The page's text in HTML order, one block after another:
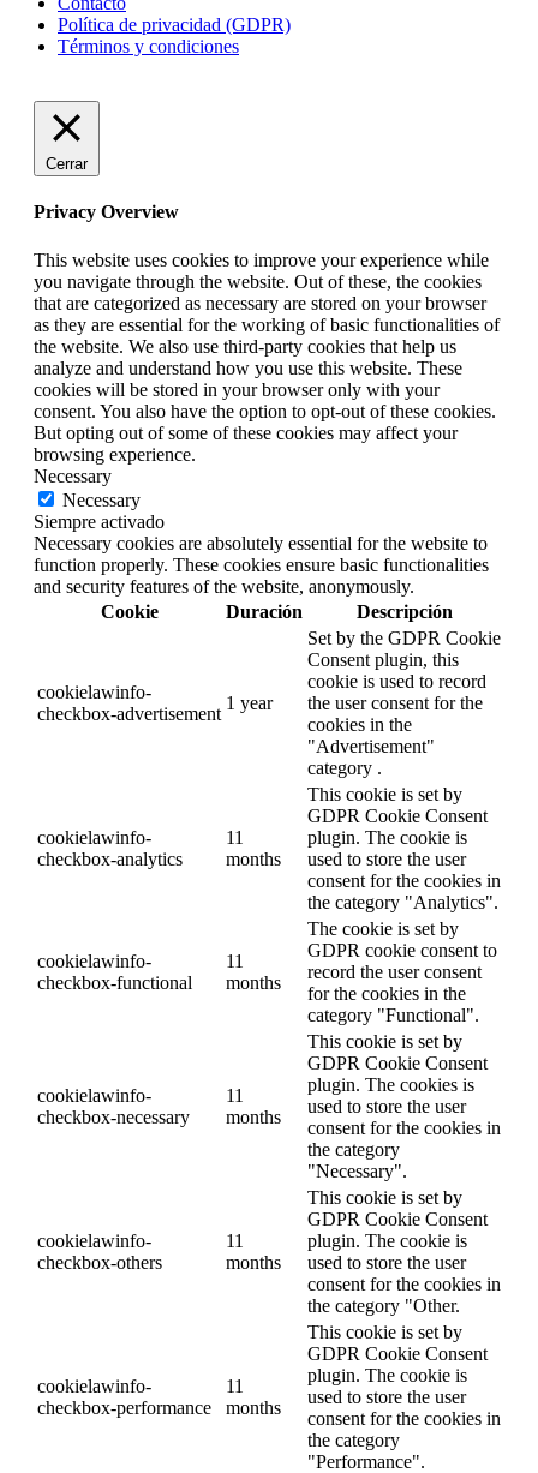
Política de privacidad (GDPR)
Términos y condiciones
Cerrar
Privacy Overview
This website uses cookies to improve your experience while
you navigate through the website. Out of these, the cookies
that are categorized as necessary are stored on your browser
as they are essential for the working of basic functionalities of
the website. We also use third-party cookies that help us
analyze and understand how you use this website. These
cookies will be stored in your browser only with your
consent. You also have the option to opt-out of these cookies.
But opting out of some of these cookies may affect your
browsing experience.
Necessary
Necessary
Siempre activado
Necessary cookies are absolutely essential for the website to
function properly. These cookies ensure basic functionalities
and security features of the website, anonymously.
Cookie
Duración Descripción
cookielawinfo-
checkbox-advertisement
1 year
Set by the GDPR Cookie
Consent plugin, this
cookie is used to record
the user consent for the
cookies in the
"Advertisement"
category .
cookielawinfo-
checkbox-analytics
11
months
This cookie is set by
GDPR Cookie Consent
plugin. The cookie is
used to store the user
consent for the cookies in
the category "Analytics".
cookielawinfo-
checkbox-functional
11
months
The cookie is set by
GDPR cookie consent to
record the user consent
for the cookies in the
category "Functional".
cookielawinfo-
checkbox-necessary
11
months
This cookie is set by
GDPR Cookie Consent
plugin. The cookies is
used to store the user
consent for the cookies in
the category
"Necessary".
cookielawinfo-
checkbox-others
11
months
This cookie is set by
GDPR Cookie Consent
plugin. The cookie is
used to store the user
consent for the cookies in
the category "Other.
cookielawinfo-
checkbox-performance
11
months
This cookie is set by
GDPR Cookie Consent
plugin. The cookie is
used to store the user
consent for the cookies in
the category
"Performance".